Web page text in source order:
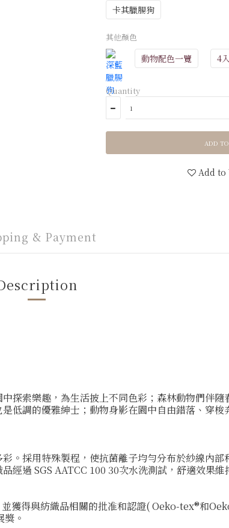
卡其臘腸狗
其他顏色
動物配色一覽 4
Quantity
ADD
Add
& Payment
探索樂趣，為生活披上不同色彩；森林動物們伴
低調的優雅紳士；動物身影在園中自由錯落、穿
。採用特殊製程，使抗菌離子均勻分布於紗線內
過 SGS AATCC 100 30次水洗測試，舒適效果
獲得與紡織品相關的批准和認證( Oeko-tex®和
。